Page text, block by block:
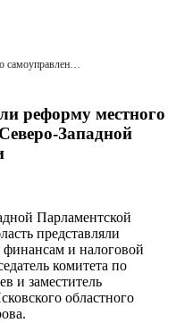
Псковские депутаты обсудили реформу местного самоуправления с членами Северо-Западной Парламентской Ассоциации
реформу местного
Западной
Парламентской
представляли
финансам и налоговой
комитета по
и заместитель
областного